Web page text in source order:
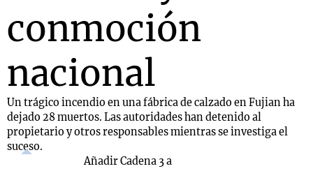
conmoción
nacional
Un trágico incendio en una fábrica de calzado en Fujian ha
dejado 28 muertos. Las autoridades han detenido al
propietario y otros responsables mientras se investiga el
suceso.
Añadir Cadena 3 a